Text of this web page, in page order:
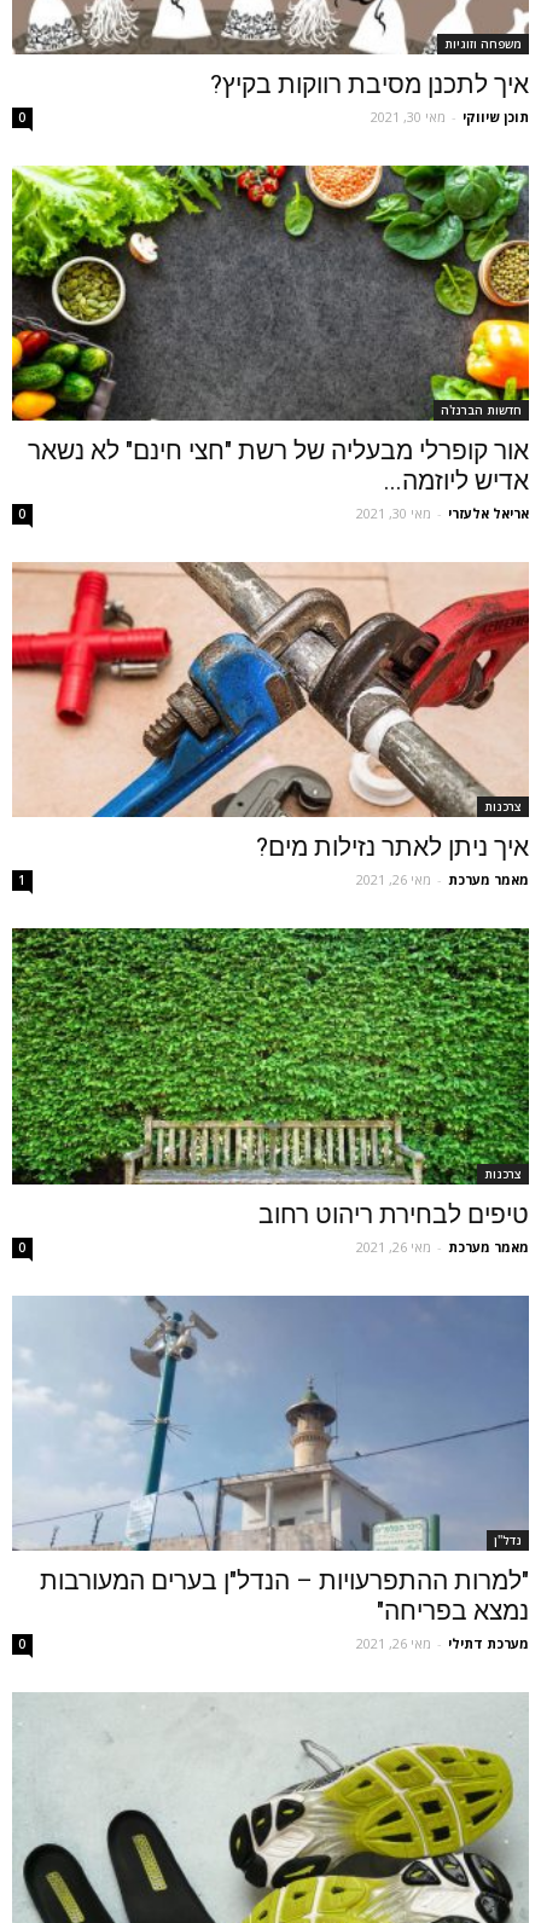
משפחה וזוגיות
איך לתכנן מסיבת רווקות בקיץ?
תוכן שיווקי - מאי 30, 2021 0
חדשות הברנז'ה
אור קופרלי מבעליה של רשת "חצי חינם" לא נשאר
אדיש ליוזמה...
אריאל אלעזרי - מאי 30, 2021 0
צרכנות
איך ניתן לאתר נזילות מים?
מאמר מערכת - מאי 26, 2021 1
צרכנות
טיפים לבחירת ריהוט רחוב
מאמר מערכת - מאי 26, 2021 0
נדל''ן
"למרות ההתפרעויות – הנדל"ן בערים המעורבות
נמצא בפריחה"
מערכת דתילי - מאי 26, 2021 0